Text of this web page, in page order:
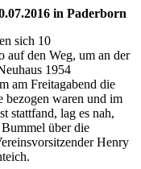
in Paderborn
sich 10
auf den Weg, um an der
1954
am Freitagabend die
bezogen waren und im
stattfand, lag es nah,
über die
Henry